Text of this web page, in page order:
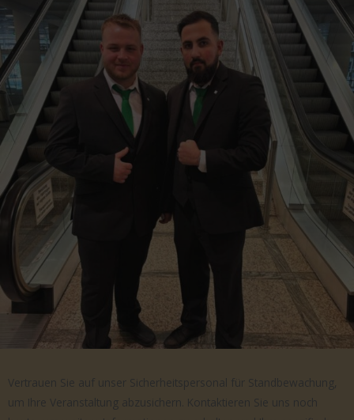
Vertrauen Sie auf unser Sicherheitspersonal für Standbewachung,
um Ihre Veranstaltung abzusichern. Kontaktieren Sie uns noch